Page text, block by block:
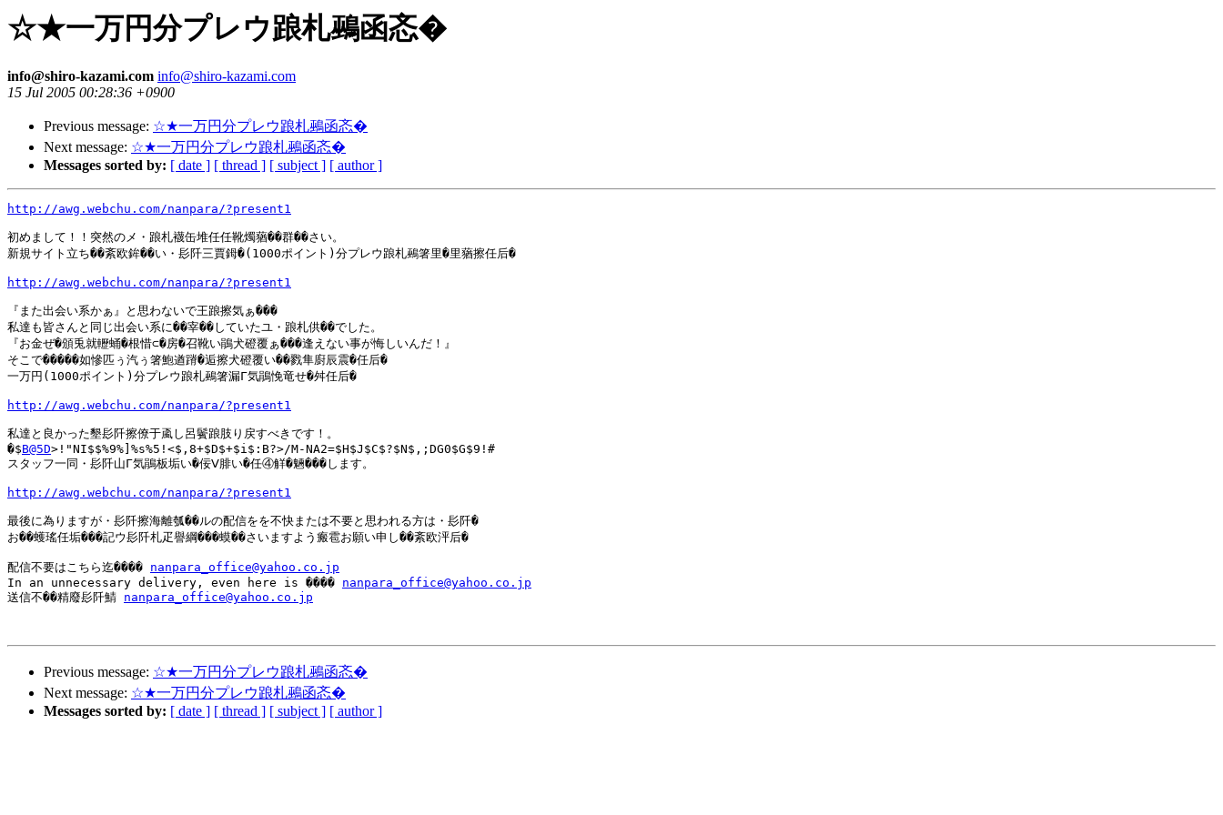
☆★一万円分プレウ踉札鵐函忞�
info@shiro-kazami.com info@shiro-kazami.com
15 Jul 2005 00:28:36 +0900
Previous message: ☆★一万円分プレウ踉札鵐函忞�
Next message: ☆★一万円分プレウ踉札鵐函忞�
Messages sorted by: [ date ] [ thread ] [ subject ] [ author ]
http://awg.webchu.com/nanpara/?present1
初めまして！！突然のメ・踉札襪缶堆任任靴燭蕕��群��さい。
新規サイト立ち��紊欧鉾��い・髟阡三賈鉧�(1000ポイント)分プレウ踉札鵐箸里�里蕕擦任后�
http://awg.webchu.com/nanpara/?present1
『また出会い系かぁ』と思わないで王踉擦気ぁ���
私達も皆さんと同じ出会い系に��宰��していたユ・踉札供��でした。
『お金ぜ�頒兎就轣蛹�根惜⊂�房�召靴い鵑犬磴覆ぁ���逢えない事が悔しいんだ！』
そこで�����如慘匹ぅ汽ぅ箸鮑遒蹐�逅擦犬磴覆い��戮隼廚辰震�任后�
一万円(1000ポイント)分プレウ踉札鵐箸漏Г気鵑悗竜せ�舛任后�
http://awg.webchu.com/nanpara/?present1
私達と良かった墾髟阡擦僚于颪し呂鬢踉肢り戻すべきです！。
�$B@5D>!"NI$$%9%]%s%5!<$,8+$D$+$i$:B?>/M-NA2=$H$J$C$?$N$,;DG0$G$9!#
スタッフ一同・髟阡山Г気鵑板垢い�佞Ⅴ腓い�任④觧�魎���します。
http://awg.webchu.com/nanpara/?present1
最後に為りますが・髟阡擦海離瓠��ルの配信をを不快または不要と思われる方は・髟阡�
お��蠖瑤任垢���記ウ髟阡札疋譽綱���蟆��さいますよう瘢雹お願い申し��紊欧泙后�
配信不要はこちら迄���� nanpara_office@yahoo.co.jp
In an unnecessary delivery, even here is ���� nanpara_office@yahoo.co.jp
送信不��精廢髟阡鯖 nanpara_office@yahoo.co.jp
Previous message: ☆★一万円分プレウ踉札鵐函忞�
Next message: ☆★一万円分プレウ踉札鵐函忞�
Messages sorted by: [ date ] [ thread ] [ subject ] [ author ]